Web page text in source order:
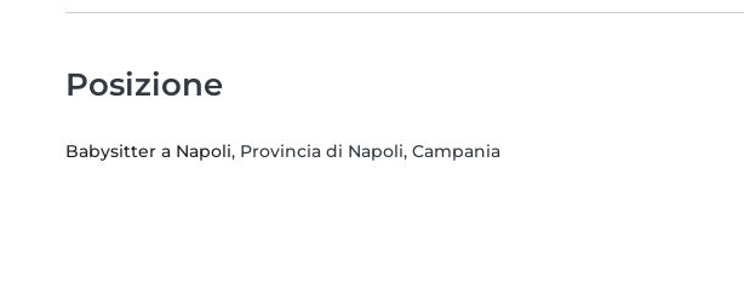
Posizione
Babysitter a Napoli, Provincia di Napoli, Campania